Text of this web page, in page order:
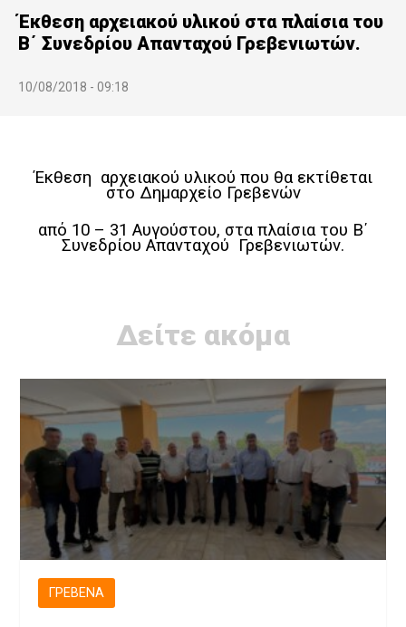
Έκθεση αρχειακού υλικού στα πλαίσια του
Β΄ Συνεδρίου Απανταχού Γρεβενιωτών.
10/08/2018 - 09:18
Έκθεση αρχειακού υλικού που θα εκτίθεται
στο Δημαρχείο Γρεβενών
από 10 – 31 Αυγούστου, στα πλαίσια του Β΄
Συνεδρίου Απανταχού Γρεβενιωτών.
Δείτε ακόμα
ΓΡΕΒΕΝΆ